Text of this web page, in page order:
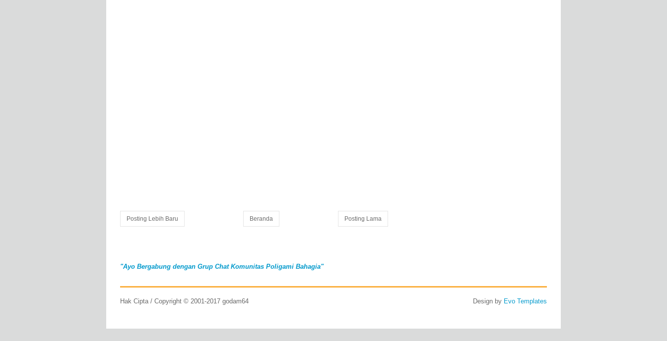
Posting Lebih Baru Posting Lama
Beranda
"Ayo Bergabung dengan Grup Chat Komunitas Poligami Bahagia"
Hak Cipta / Copyright © 2001-2017 godam64 Design by Evo Templates